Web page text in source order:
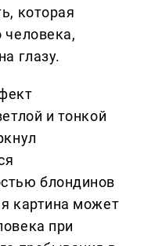
которая
человека,
глазу.
и тонкой
блондинов
картина может
при